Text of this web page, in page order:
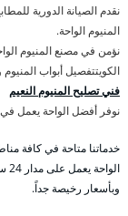
نقدم الصيانة الدورية
المنيوم الواحة.
نؤمن في مصنع المنيوم
الكويتتفصيل أبواب
فني تصليح المنيوم النعيم
نوفر أفضل الواحة يعمل
خدماتنا متاحة في كافة
وبأسعار رخيصة جداً.